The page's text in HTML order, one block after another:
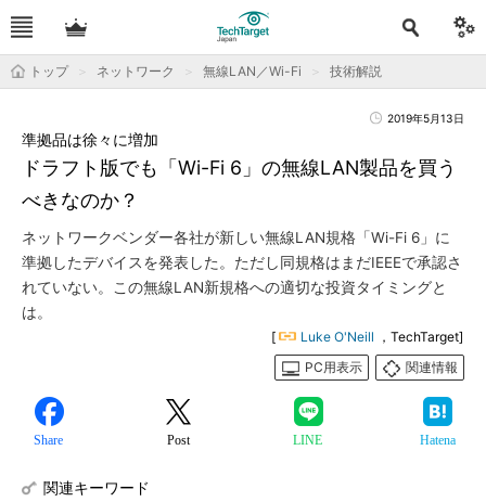
トップ ネットワーク 無線LAN／Wi-Fi 技術解説
2019年5月13日
ドラフト版でも「Wi-Fi 6」の無線LAN製品を買う
べきなのか？
準拠品は徐々に増加
ネットワークベンダー各社が新しい無線LAN規格「Wi-Fi 6」に
準拠したデバイスを発表した。ただし同規格はまだIEEEで承認さ
れていない。この無線LAN新規格への適切な投資タイミングと
は。
[ Luke O'Neill ，TechTarget]
PC用表示
関連情報
Share Post LINE Hatena
関連キーワード